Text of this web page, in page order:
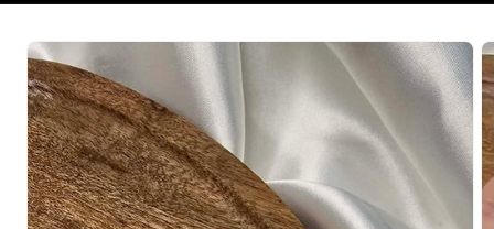
informácie
o
produkte